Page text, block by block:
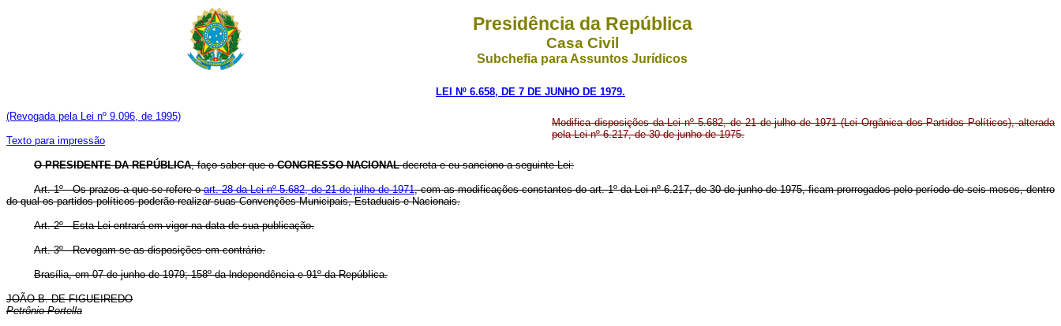
Presidência da República
Casa Civil
Subchefia para Assuntos Jurídicos
LEI Nº 6.658, DE 7 DE JUNHO DE 1979.
(Revogada pela Lei nº 9.096, de 1995)
Texto para impressão
Modifica disposições da Lei nº 5.682, de 21 de julho de 1971 (Lei Orgânica dos Partidos Políticos), alterada
pela Lei nº 6.217, de 30 de junho de 1975.
O PRESIDENTE DA REPÚBLICA, faço saber que oCONGRESSO NACIONALdecreta e eu sanciono a seguinte Lei:
Art. 1º - Os prazos a que se refere oart. 28 da Lei nº 5.682, de 21 de julho de 1971, com as modificações constantes do art. 1º da Lei nº 6.217, de 30 de junho de 1975, ficam prorrogados pelo período de seis meses, dentro
do qual os partidos políticos poderão realizar suas Convenções Municipais, Estaduais e Nacionais.
Art. 2º - Esta Lei entrará em vigor na data de sua publicação.
Art. 3º - Revogam-se as disposições em contrário.
Brasília, em 07 de junho de 1979; 158º da lndependência e 91º da RepúbIica.
JOÃO B. DE FIGUEIREDO
Petrônio Portella